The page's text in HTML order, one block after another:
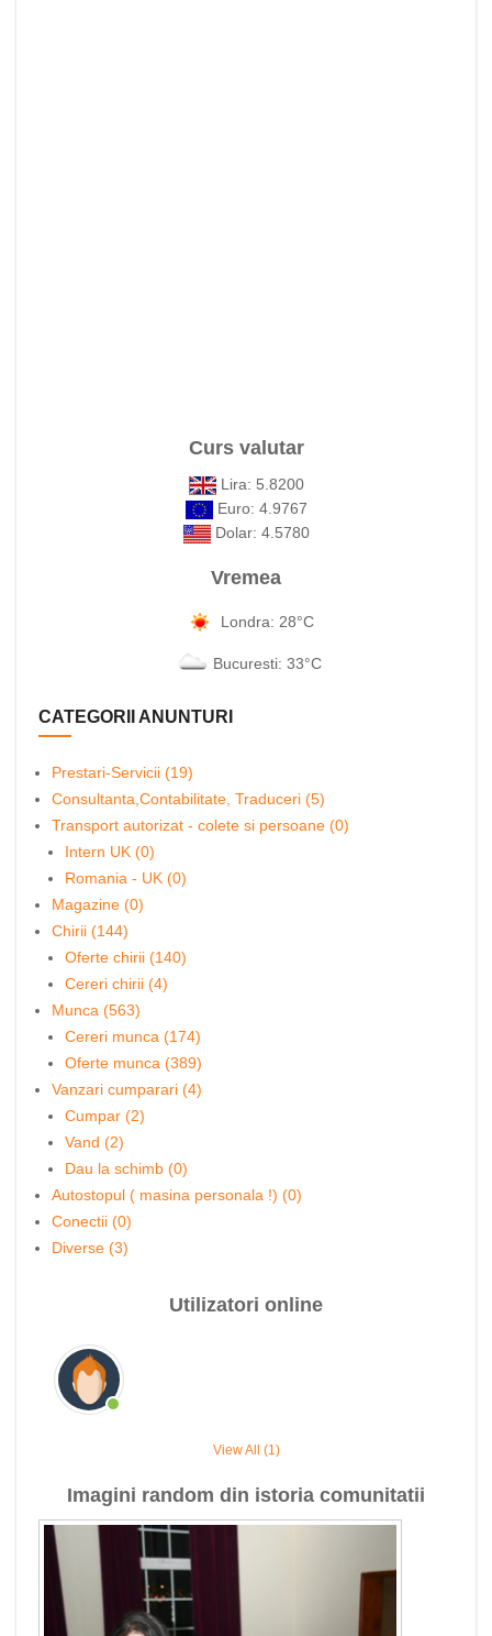
Curs valutar
Lira: 5.8200
Euro: 4.9767
Dolar: 4.5780
Vremea
Londra: 28°C
Bucuresti: 33°C
CATEGORII ANUNTURI
Prestari-Servicii (19)
Consultanta,Contabilitate, Traduceri (5)
Transport autorizat - colete si persoane (0)
Intern UK (0)
Romania - UK (0)
Magazine (0)
Chirii (144)
Oferte chirii (140)
Cereri chirii (4)
Munca (563)
Cereri munca (174)
Oferte munca (389)
Vanzari cumparari (4)
Cumpar (2)
Vand (2)
Dau la schimb (0)
Autostopul ( masina personala !) (0)
Conectii (0)
Diverse (3)
Utilizatori online
View All (1)
Imagini random din istoria comunitatii